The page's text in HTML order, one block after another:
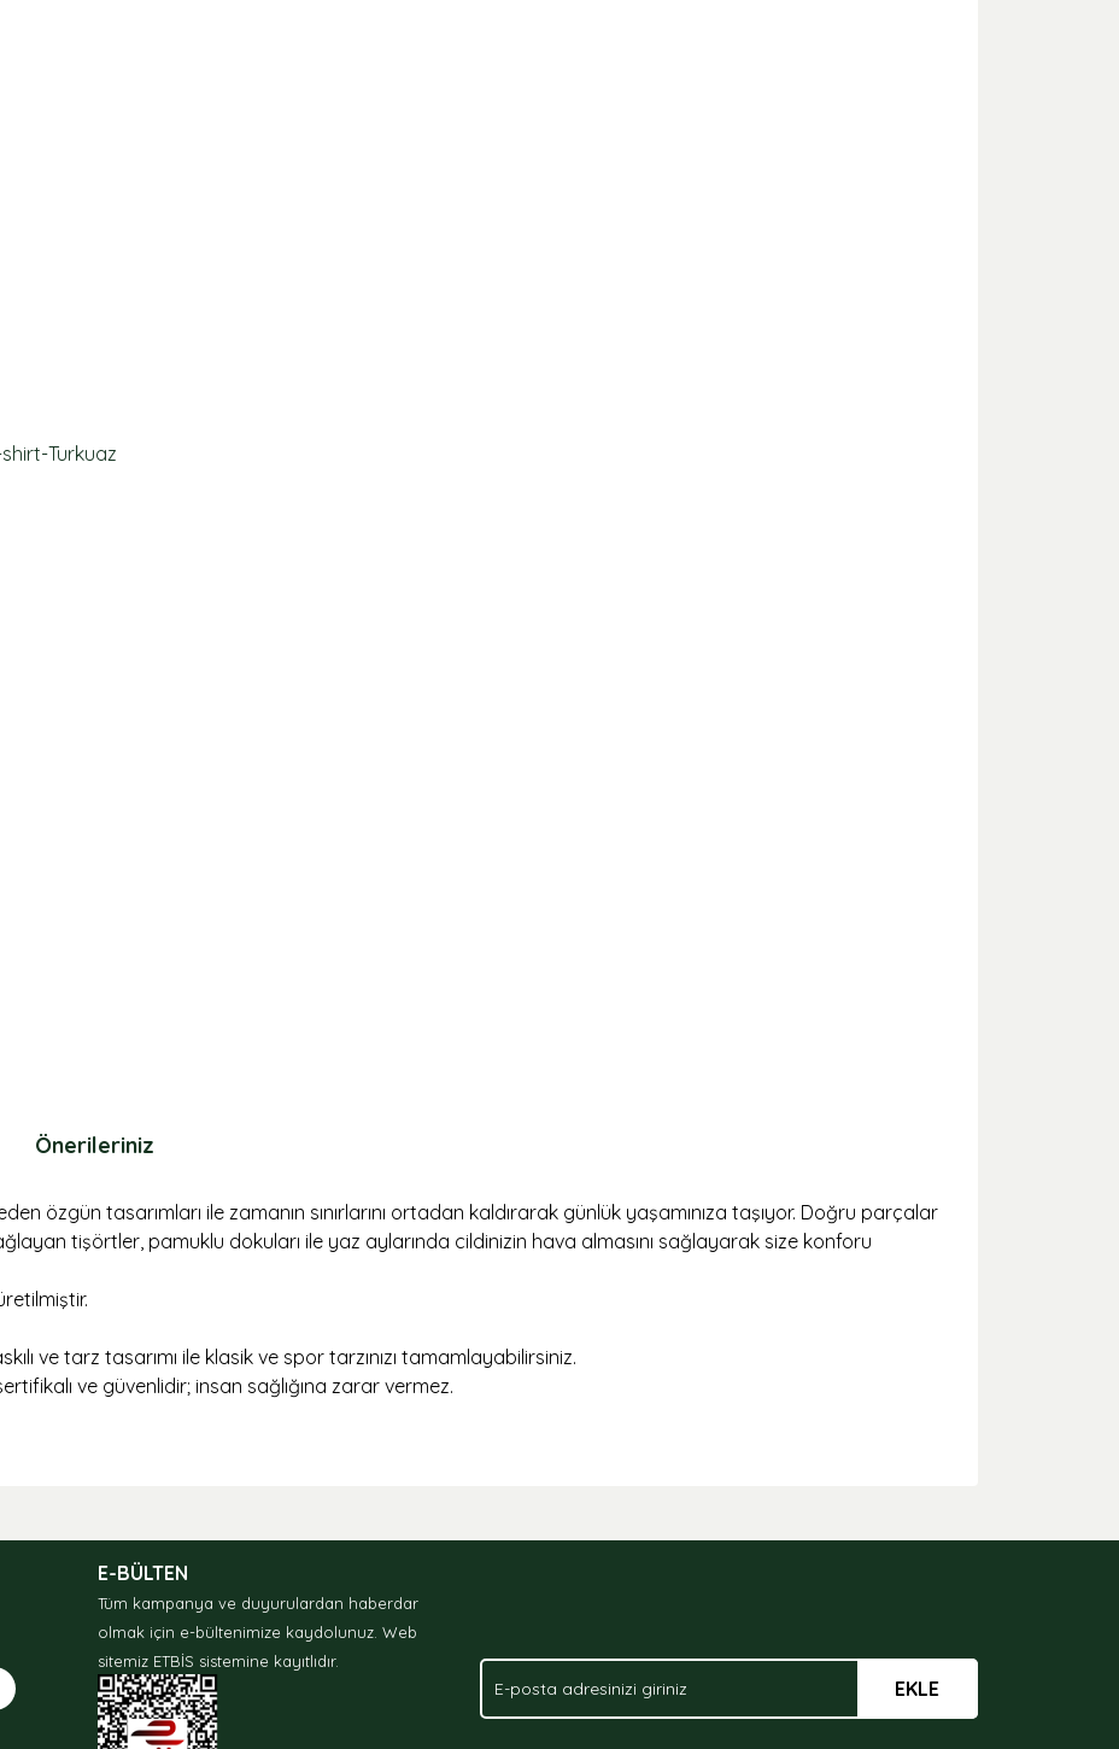
Önerileriniz
özgün tasarımları ile zamanın sınırlarını ortadan kaldırarak günlük yaşamınıza taşıyor. Doğru parçalar
tişörtler, pamuklu dokuları ile yaz aylarında cildinizin hava almasını sağlayarak size konforu
ve tarz tasarımı ile klasik ve spor tarzınızı tamamlayabilirsiniz.
ve güvenlidir; insan sağlığına zarar vermez.
E-BÜLTEN
Tüm kampanya ve duyurulardan haberdar
olmak için e-bültenimize kaydolunuz. Web
sitemiz ETBİS sistemine kayıtlıdır.
EKLE